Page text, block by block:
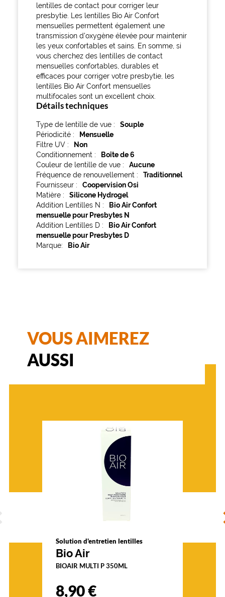
lentilles de contact pour corriger leur
presbytie. Les lentilles Bio Air Confort
mensuelles permettent également une
transmission d'oxygène élevée pour maintenir
les yeux confortables et sains. En somme, si
vous cherchez des lentilles de contact
mensuelles confortables, durables et
efficaces pour corriger votre presbytie, les
lentilles Bio Air Confort mensuelles
multifocales sont un excellent choix.
Détails techniques
Type de lentille de vue
Souple
Périodicité
Mensuelle
Filtre UV
Non
Conditionnement
Boîte de 6
Couleur de lentille de vue
Aucune
Fréquence de renouvellement
Traditionnel
Fournisseur
Coopervision Osi
Matière
Silicone Hydrogel
Addition Lentilles N
Bio Air Confort
mensuelle pour Presbytes N
Addition Lentilles D
Bio Air Confort
mensuelle pour Presbytes D
Marque
Bio Air
VOUS AIMEREZ
AUSSI
Solution d'entretien lentilles
Bio Air
BIOAIR MULTI P 350ML
8,90 €